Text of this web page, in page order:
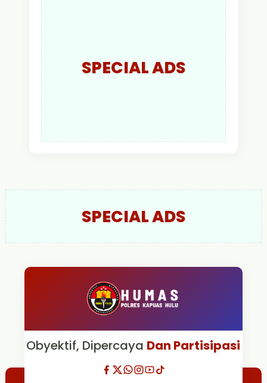
SPECIAL ADS
SPECIAL ADS
Obyektif, Dipercaya Dan Partisipasi